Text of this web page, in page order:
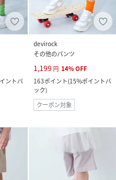
ントバ
devirock
その他のパンツ
1,199 円 14%OFF
163ポイント(15%ポイントバ
ック)
クーポン対象